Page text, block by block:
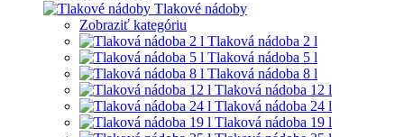
Tlakové nádoby
Zobraziť kategóriu
Tlaková nádoba 2 l
Tlaková nádoba 5 l
Tlaková nádoba 8 l
Tlaková nádoba 12 l
Tlaková nádoba 24 l
Tlaková nádoba 19 l